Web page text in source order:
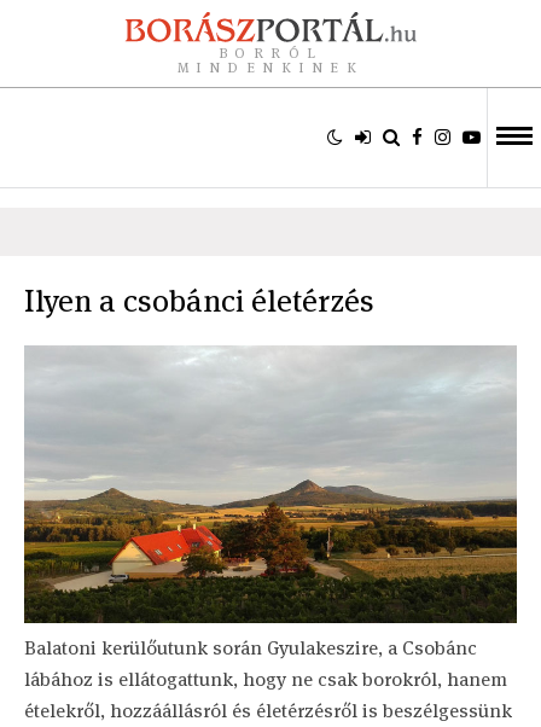
BORRÓL
MINDENKINEK
Ilyen a csobánci életérzés
Balatoni kerülőutunk során Gyulakeszire, a Csobánc
lábához is ellátogattunk, hogy ne csak borokról, hanem
ételekről, hozzáállásról és életérzésről is beszélgessünk